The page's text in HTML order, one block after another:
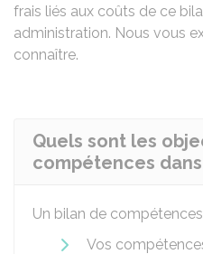
frais liés aux coûts de ce
administration. Nous vous
connaître.
Quels sont les
compétences dans
Un bilan de
Vos